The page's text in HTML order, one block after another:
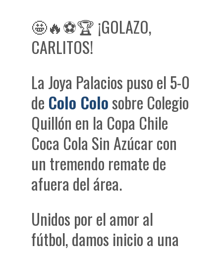
🤩🔥⚽🏆 ¡GOLAZO,
CARLITOS!
La Joya Palacios puso el 5-0
de Colo Colosobre Colegio
Quillón en la Copa Chile
Coca Cola Sin Azúcar con
un tremendo remate de
afuera del área.
Unidos por el amor al
fútbol, damos inicio a una